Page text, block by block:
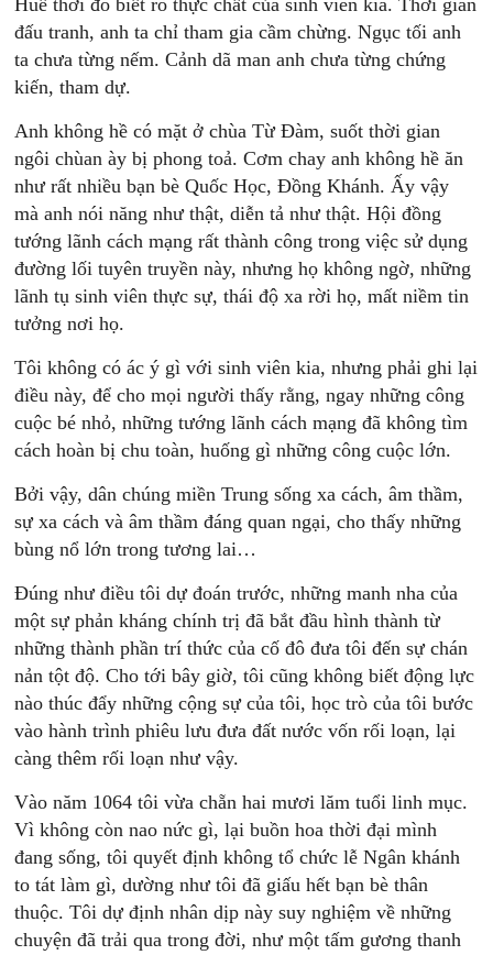
Huế thời đó biết rõ thực chất của sinh viên kia. Thời gian
đấu tranh, anh ta chỉ tham gia cầm chừng. Ngục tối anh
ta chưa từng nếm. Cảnh dã man anh chưa từng chứng
kiến, tham dự.
Anh không hề có mặt ở chùa Từ Đàm, suốt thời gian
ngôi chùan ày bị phong toả. Cơm chay anh không hề ăn
như rất nhiều bạn bè Quốc Học, Đồng Khánh. Ấy vậy
mà anh nói năng như thật, diễn tả như thật. Hội đồng
tướng lãnh cách mạng rất thành công trong việc sử dụng
đường lối tuyên truyền này, nhưng họ không ngờ, những
lãnh tụ sinh viên thực sự, thái độ xa rời họ, mất niềm tin
tưởng nơi họ.
Tôi không có ác ý gì với sinh viên kia, nhưng phải ghi lại
điều này, để cho mọi người thấy rằng, ngay những công
cuộc bé nhỏ, những tướng lãnh cách mạng đã không tìm
cách hoàn bị chu toàn, huống gì những công cuộc lớn.
Bởi vậy, dân chúng miền Trung sống xa cách, âm thầm,
sự xa cách và âm thầm đáng quan ngại, cho thấy những
bùng nổ lớn trong tương lai…
Đúng như điều tôi dự đoán trước, những manh nha của
một sự phản kháng chính trị đã bắt đầu hình thành từ
những thành phần trí thức của cố đô đưa tôi đến sự chán
nản tột độ. Cho tới bây giờ, tôi cũng không biết động lực
nào thúc đẩy những cộng sự của tôi, học trò của tôi bước
vào hành trình phiêu lưu đưa đất nước vốn rối loạn, lại
càng thêm rối loạn như vậy.
Vào năm 1064 tôi vừa chẵn hai mươi lăm tuổi linh mục.
Vì không còn nao nức gì, lại buồn hoa thời đại mình
đang sống, tôi quyết định không tổ chức lễ Ngân khánh
to tát làm gì, dường như tôi đã giấu hết bạn bè thân
thuộc. Tôi dự định nhân dịp này suy nghiệm về những
chuyện đã trải qua trong đời, như một tấm gương thanh